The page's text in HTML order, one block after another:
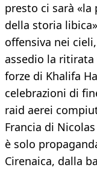
presto ci sarà «la
della storia
offensiva nei
assedio la
forze di Khalifa
celebrazioni di
raid aerei
Francia di
è solo
Cirenaica, dalla